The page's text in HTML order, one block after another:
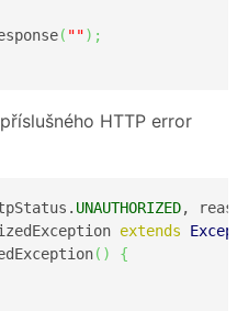
( "") ;
HTTP error
UNAUTHORIZED,
extends
( )
{